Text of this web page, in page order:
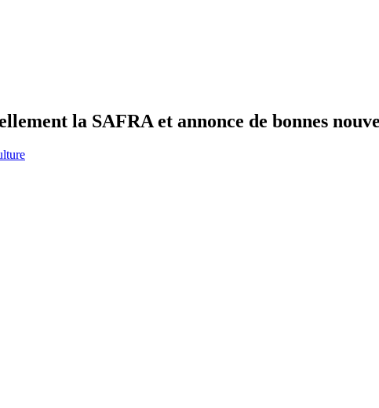
la SAFRA et annonce de bonnes